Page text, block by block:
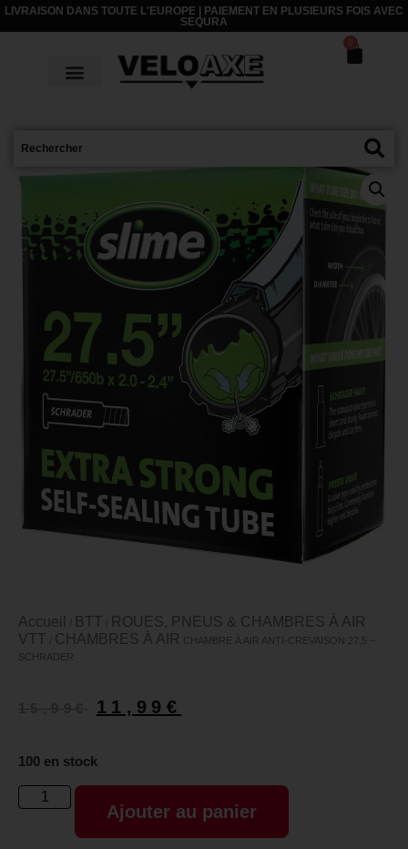
LIVRAISON DANS TOUTE L'EUROPE | PAIEMENT EN PLUSIEURS FOIS AVEC
SEQURA
0
Accueil BTT
ROUES, PNEUS & CHAMBRES À AIR
VTT
CHAMBRES À AIR CHAMBRE À AIR ANTI-CREVAISON 27,5 –
SCHRADER
11,99 €
100 en stock
Ajouter au panier